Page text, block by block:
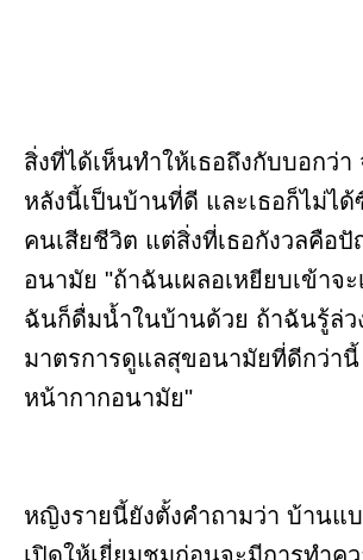
สิ่งที่ได้เห็นทำให้เธอถึงกับบอกว่
หลังนี้เป็นบ้านที่ดี และเธอก็ไม่ได้
คนเสียชีวิต แต่สิ่งที่เธอกังวลคือ
อนามัย "ถ้าฉันเผลอเหยียบเข้าจะ
ฉันก็ดื่มน้ำในบ้านด้วย ถ้าฉันรู้ล่ว
มาตรการดูแลสุขอนามัยที่ดีกว่านี้
หน้ากากอนามัย"
หญิงรายนี้ยังตั้งคำถามว่า บ้านแ